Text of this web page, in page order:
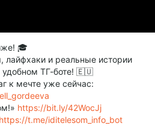
🎓
лайфхаки и реальные истории
удобном ТГ-боте! 🇪🇺
к мечте уже сейчас:
https://bit.ly/42WocJj
https://t.me/iditelesom_info_bot